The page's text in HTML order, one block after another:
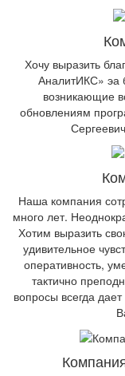
Хочу выразить
АналитИКС» эа
возникающие
обновлениям
Наша компания
много лет.
Хотим выразить
удивительное
оперативность,
тактично
вопросы всегда